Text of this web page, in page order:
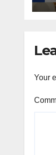
Your